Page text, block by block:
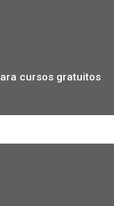
cursos gratuitos